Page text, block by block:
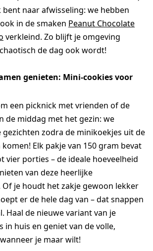
bent naar afwisseling: we hebben
in de smaken Peanut Chocolate
verkleind. Zo blijft je omgeving
de dag ook wordt!
genieten: Mini-cookies voor
een picknick met vrienden of de
de middag met het gezin: we
zodra de minikoekjes uit de
Elk pakje van 150 gram bevat
vier porties – de ideale hoeveelheid
van deze heerlijke
Of je houdt het zakje gewoon lekker
er de hele dag van – dat snappen
Haal de nieuwe variant van je
in huis en geniet van de volle,
je maar wilt!